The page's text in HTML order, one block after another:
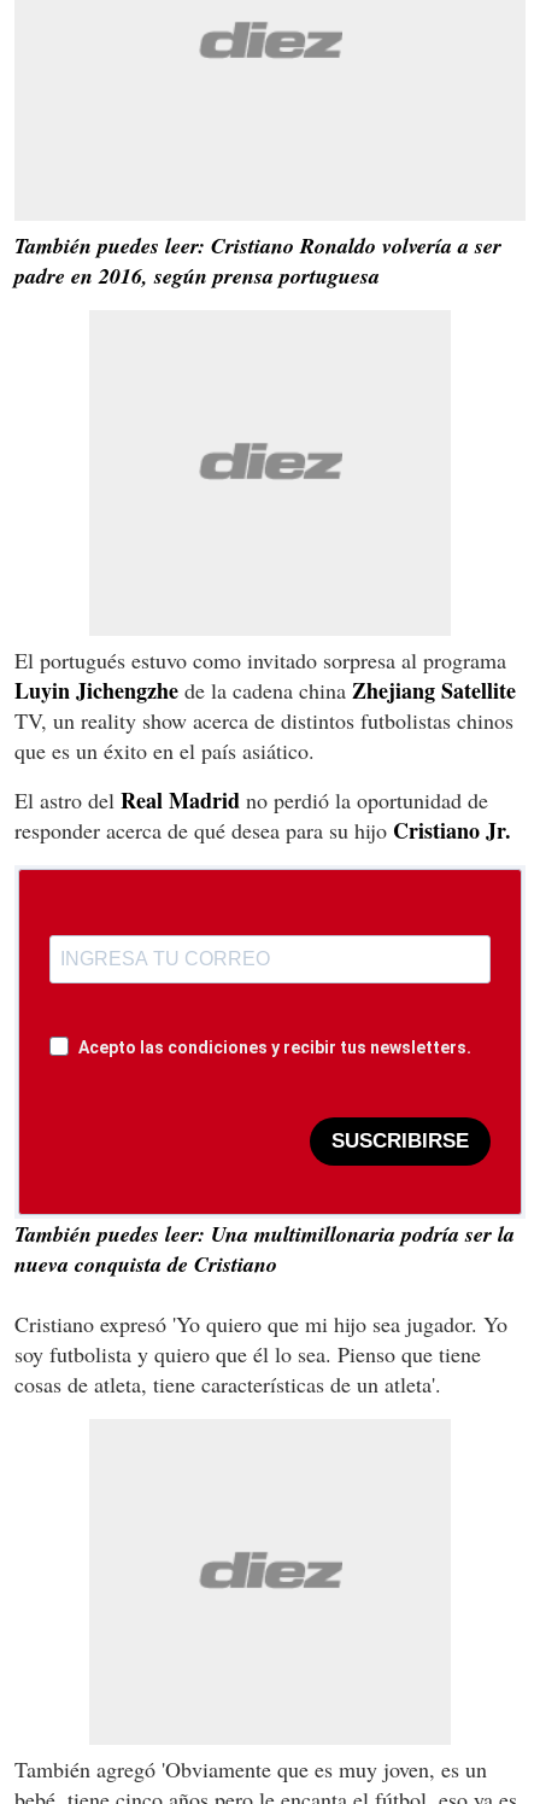
También puedes leer: Cristiano Ronaldo volvería a ser
padre en 2016, según prensa portuguesa
El portugués estuvo como invitado sorpresa al programa
Luyin Jichengzhe de la cadena china Zhejiang Satellite
TV, un reality show acerca de distintos futbolistas chinos
que es un éxito en el país asiático.
El astro del Real Madrid no perdió la oportunidad de
responder acerca de qué desea para su hijo Cristiano Jr.
Acepto las condiciones y recibir tus newsletters.
SUSCRIBIRSE
También puedes leer: Una multimillonaria podría ser la
nueva conquista de Cristiano
Cristiano expresó 'Yo quiero que mi hijo sea jugador. Yo
soy futbolista y quiero que él lo sea. Pienso que tiene
cosas de atleta, tiene características de un atleta'.
También agregó 'Obviamente que es muy joven, es un